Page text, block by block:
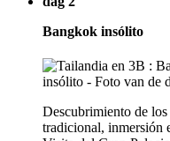
Bangkok insólito
Descubrimiento de
tradicional, inmersión